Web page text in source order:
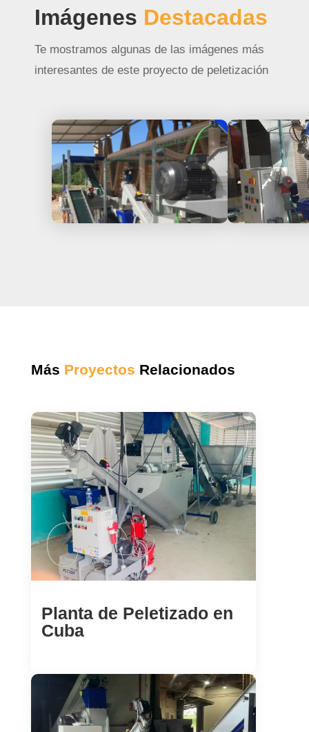
Imágenes Destacadas
Te mostramos algunas de las imágenes más
interesantes de este proyecto de peletización
Más Proyectos Relacionados
Planta de Peletizado en
Cuba